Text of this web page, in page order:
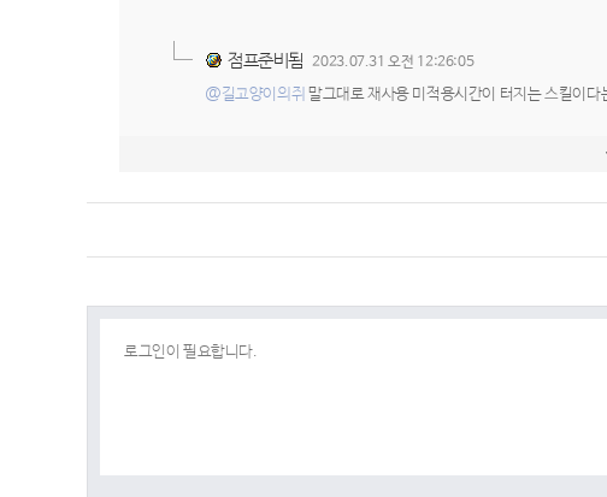
점프준비됨 2023.07.31 오전 12:26:05
@길고양이의쥐 말그대로 재사용 미적용시간이 터지는 스킬이